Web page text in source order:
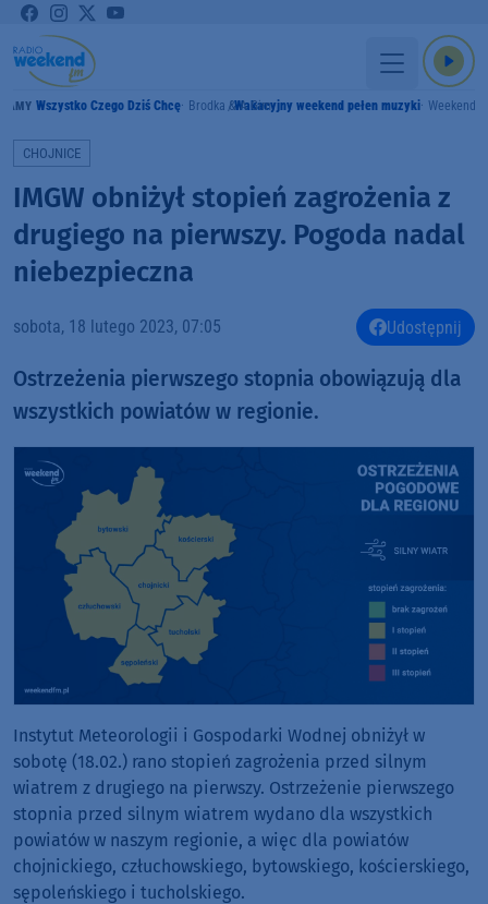
Wszystko Czego Dziś Chcę Brodka & A GimWakacyjny weekend pełen muzyki Weekend
CHOJNICE
IMGW obniżył stopień zagrożenia z
drugiego na pierwszy. Pogoda nadal
niebezpieczna
sobota, 18 lutego 2023, 07:05 Udostępnij
Ostrzeżenia pierwszego stopnia obowiązują dla
wszystkich powiatów w regionie.
Instytut Meteorologii i Gospodarki Wodnej obniżył w
sobotę (18.02.) rano stopień zagrożenia przed silnym
wiatrem z drugiego na pierwszy. Ostrzeżenie pierwszego
stopnia przed silnym wiatrem wydano dla wszystkich
powiatów w naszym regionie, a więc dla powiatów
chojnickiego, człuchowskiego, bytowskiego, kościerskiego,
sępoleńskiego i tucholskiego.